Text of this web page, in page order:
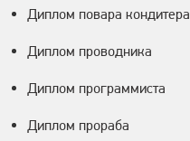
Диплом повара кондитера
Диплом проводника
Диплом программиста
Диплом прораба